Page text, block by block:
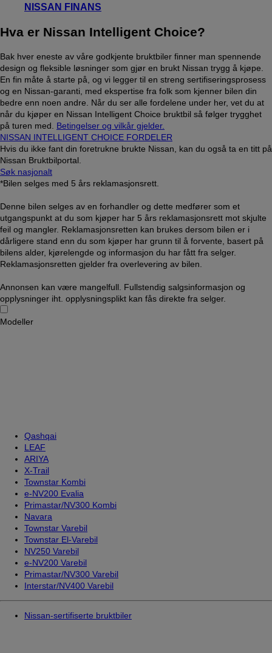
NISSAN FINANS
Hva er Nissan Intelligent Choice?
Bak hver eneste av våre godkjente bruktbiler finner man spennende
design og fleksible løsninger som gjør en brukt Nissan trygg å kjøpe.
En fin måte å starte på, og vi legger til en streng sertifiseringsprosess
og en Nissan-garanti, med ekspertise fra folk som kjenner bilen din
bedre enn noen andre. Når du ser alle fordelene under her, vet du at
når du kjøper en Nissan Intelligent Choice bruktbil så følger trygghet
på turen med. Betingelser og vilkår gjelder.
NISSAN INTELLIGENT CHOICE FORDELER
Hvis du ikke fant din foretrukne brukte Nissan, kan du også ta en titt på
Nissan Bruktbilportal.
Søk nasjonalt
*Bilen selges med 5 års reklamasjonsrett.
Denne bilen selges av en forhandler og dette medfører som et
utgangspunkt at du som kjøper har 5 års reklamasjonsrett mot skjulte
feil og mangler. Reklamasjonsretten kan brukes dersom bilen er i
dårligere stand enn du som kjøper har grunn til å forvente, basert på
bilens alder, kjørelengde og informasjon du har fått fra selger.
Reklamasjonsretten gjelder fra overlevering av bilen.
Annonsen kan være mangelfull. Fullstendig salgsinformasjon og
opplysninger iht. opplysningsplikt kan fås direkte fra selger.
Modeller
Qashqai
LEAF
ARIYA
X-Trail
Townstar Kombi
e-NV200 Evalia
Primastar/NV300 Kombi
Navara
Townstar Varebil
Townstar El-Varebil
NV250 Varebil
e-NV200 Varebil
Primastar/NV300 Varebil
Interstar/NV400 Varebil
Nissan-sertifiserte bruktbiler